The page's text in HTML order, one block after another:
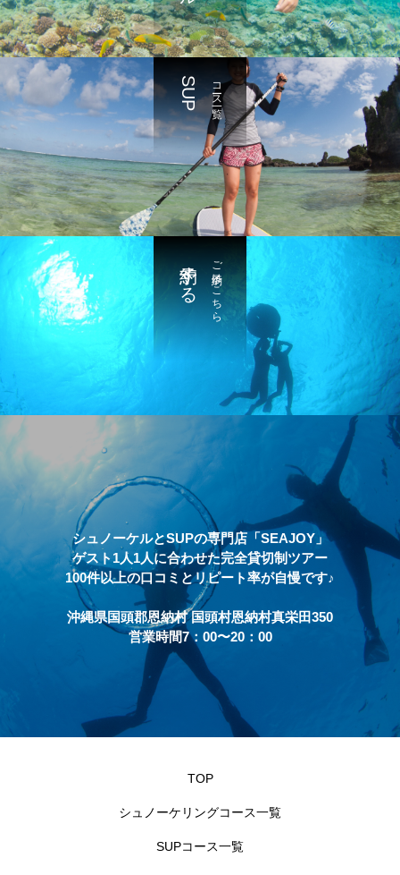
コース一覧
SUP
ご予約はこちら
予約する
シュノーケルとSUPの専門店「SEAJOY」
ゲスト1人1人に合わせた完全貸切制ツアー
100件以上の口コミとリピート率が自慢です♪
沖縄県国頭郡恩納村 国頭村恩納村真栄田350
営業時間7：00〜20：00
TOP
シュノーケリングコース一覧
SUPコース一覧